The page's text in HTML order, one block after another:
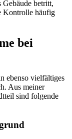
Gebäude betritt,
Kontrolle häufig
bei
ebenso vielfältiges
Aus meiner
sind folgende